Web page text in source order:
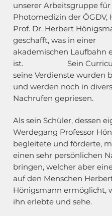
unserer Arbeitsgruppe für
Photomedizin der ÖGDV,
Prof. Dr. Herbert
geschafft, was in einer
akademischen Laufbahn
ist. Sein
seine Verdienste wurden
und werden noch in
Nachrufen gepriesen.
Als sein Schüler, dessen
Werdegang Professor
begleitete und förderte,
einen sehr persönlichen
bringen, welcher aber
auf den Menschen
Hönigsmann ermöglicht,
ihn erlebte und sehe.